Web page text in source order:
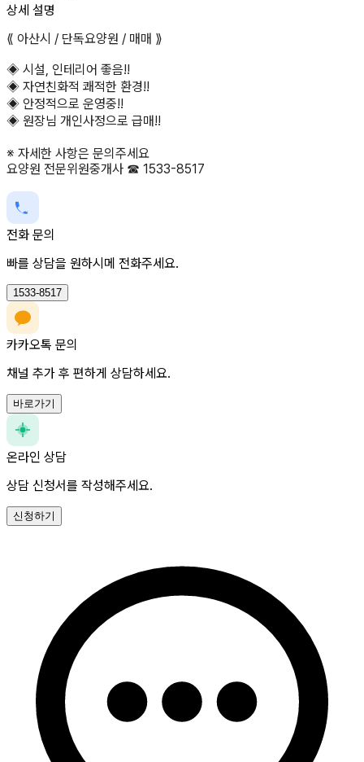
상세 설명
⟪ 아산시 / 단독요양원 / 매매 ⟫
◈ 시설, 인테리어 좋음!!
◈ 자연친화적 쾌적한 환경!!
◈ 안정적으로 운영중!!
◈ 원장님 개인사정으로 급매!!
※ 자세한 사항은 문의주세요
요양원 전문위원중개사 ☎ 1533-8517
전화 문의
빠를 상담을 원하시메 전화주세요.
1533-8517
카카오톡 문의
채널 추가 후 편하게 상담하세요.
바로가기
온라인 상담
상담 신청서를 작성해주세요.
신청하기